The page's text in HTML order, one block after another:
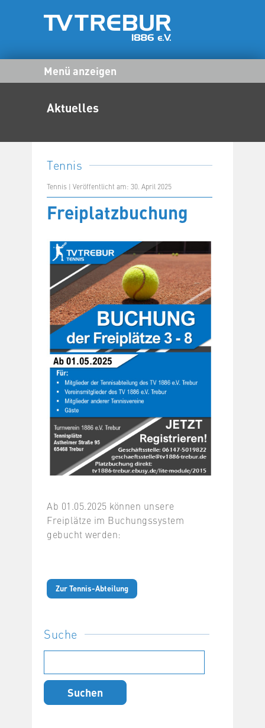
Menü anzeigen
Aktuelles
Tennis
Tennis | Veröffentlicht am: 30. April 2025
Freiplatzbuchung
Ab 01.05.2025 können unsere
Freiplätze im Buchungssystem
gebucht werden:
Zur Tennis-Abteilung
Suche
nach: